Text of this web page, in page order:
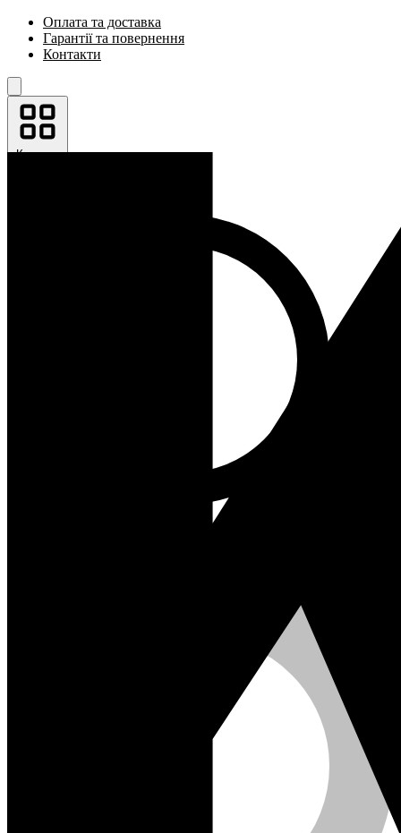
Оплата та доставка
Гарантії та повернення
Контакти
Каталог